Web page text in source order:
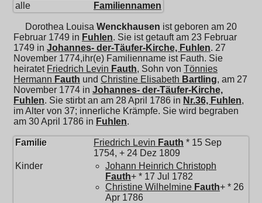
alle Familiennamen
Dorothea Louisa Wenckhausen ist geboren am 20
Februar 1749 in Fuhlen. Sie ist getauft am 23 Februar
1749 in Johannes- der-Täufer-Kirche, Fuhlen. 27
November 1774,ihr(e) Familienname ist Fauth. Sie
heiratet Friedrich Levin Fauth, Sohn von Tönnies
Hermann Fauth und Christine Elisabeth Bartling, am 27
November 1774 in Johannes- der-Täufer-Kirche,
Fuhlen. Sie stirbt an am 28 April 1786 in Nr.36, Fuhlen,
im Alter von 37; innerliche Krämpfe. Sie wird begraben
am 30 April 1786 in Fuhlen.
Familie Friedrich Levin Fauth * 15 Sep
1754, + 24 Dez 1809
Kinder
Johann Heinrich Christoph
Fauth+ * 17 Jul 1782
Christine Wilhelmine Fauth+ * 26
Apr 1786